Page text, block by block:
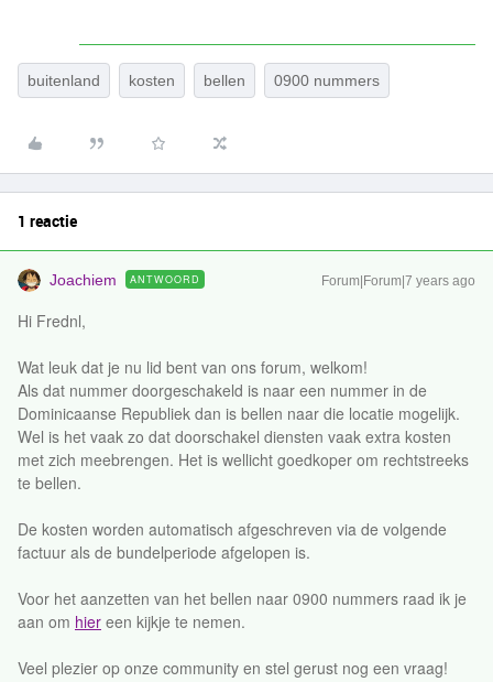
buitenland kosten bellen 0900 nummers
1 reactie
Joachiem ANTWOORD Forum|Forum|7 years ago
Hi Frednl,
Wat leuk dat je nu lid bent van ons forum, welkom!
Als dat nummer doorgeschakeld is naar een nummer in de
Dominicaanse Republiek dan is bellen naar die locatie mogelijk.
Wel is het vaak zo dat doorschakel diensten vaak extra kosten
met zich meebrengen. Het is wellicht goedkoper om rechtstreeks
te bellen.
De kosten worden automatisch afgeschreven via de volgende
factuur als de bundelperiode afgelopen is.
Voor het aanzetten van het bellen naar 0900 nummers raad ik je
aan om hier een kijkje te nemen.
Veel plezier op onze community en stel gerust nog een vraag!